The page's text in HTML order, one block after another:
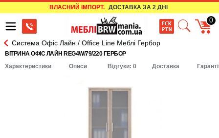
ВЛАСНИЙ ІМПОРТ. ДОСТАВКА ЗА 2 ДНІ
0
Система Офіс Лайн / Office Line Меблі Гербор
ВІТРИНА ОФІС ЛАЙН REG4W/79/220 ГЕРБОР
Характеристики
Описи Відгуки: 0 Доставка